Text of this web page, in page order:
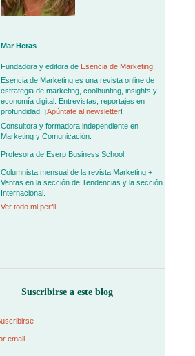
Mar Heras
Fundadora y editora de Esencia de Marketing.
Esencia de Marketing es una revista online de
estrategia de marketing, coolhunting, insights y
economía digital. Entrevistas, reportajes en
profundidad. ¡Apúntate al newsletter!
Consultora y formadora independiente en
Marketing y Comunicación.
Profesora de Eserp Business School.
Columnista mensual de la revista Marketing +
Ventas en la sección de Tendencias y la sección
Internacional.
Ver todo mi perfil
Suscribirse a este blog
email